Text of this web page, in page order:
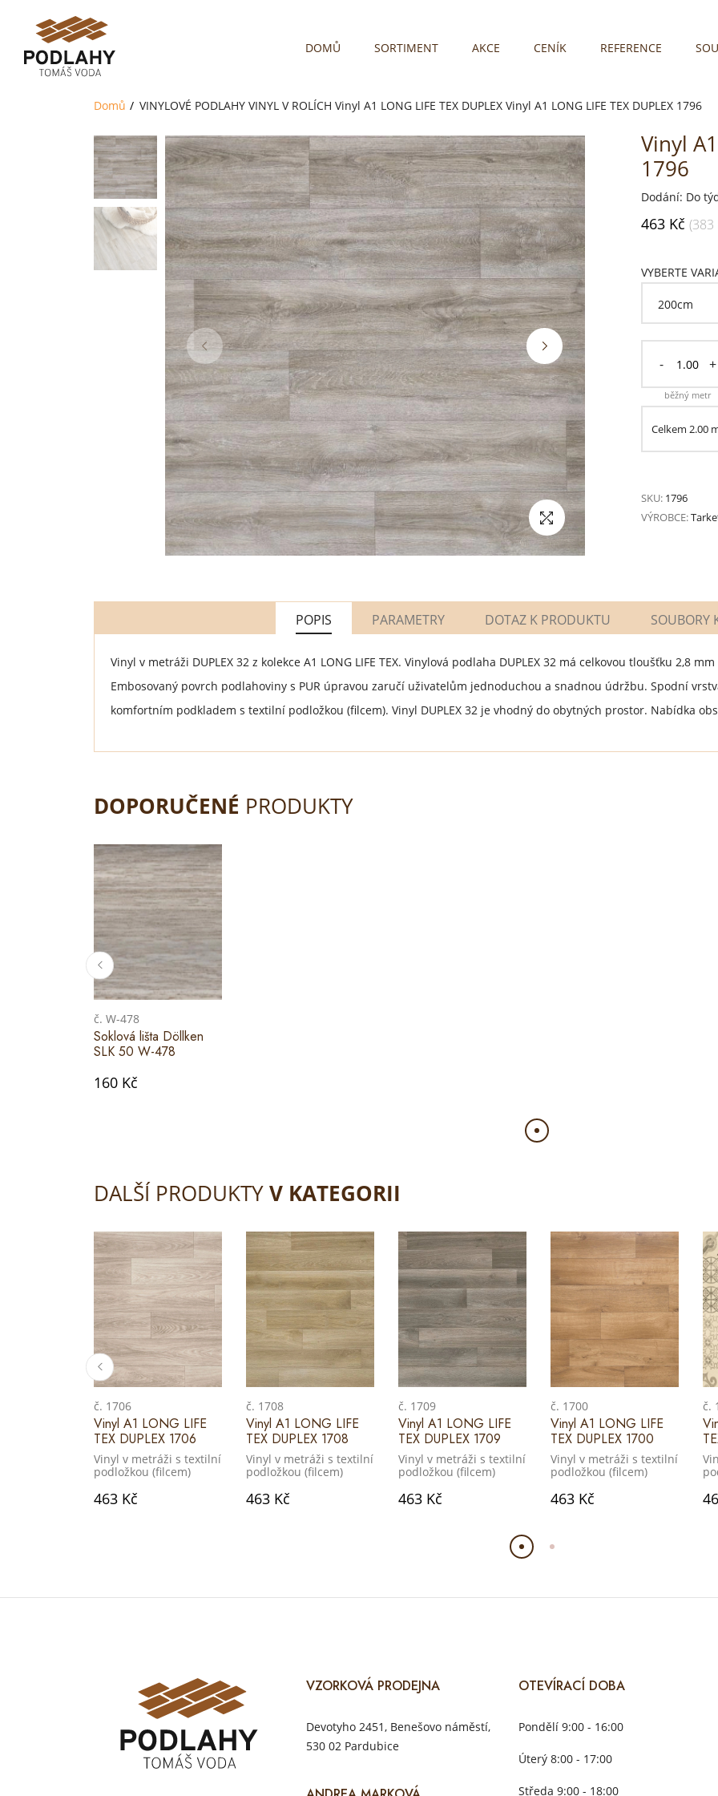
DOMŮ SORTIMENT AKCE CENÍK REFERENCE
Domů VINYLOVÉ PODLAHY VINYL V ROLÍCH Vinyl A1 LONG LIFE TEX DUPLEX Vinyl A1 LONG LIFE TEX DUPLEX 1796
Vinyl
1796
Dodání: Do
463 Kč (383
VYBERTE
- +
běžný metr
Celkem 2.00
SKU: 1796
VÝROBCE:
POPIS PARAMETRY DOTAZ K PRODUKTU SOUBORY
Vinyl v metráži DUPLEX 32 z kolekce A1 LONG LIFE TEX. Vinylová podlaha DUPLEX 32 má celkovou tloušťku 2,8
Embosovaný povrch podlahoviny s PUR úpravou zaručí uživatelům jednoduchou a snadnou údržbu. Spodní
komfortním podkladem s textilní podložkou (filcem). Vinyl DUPLEX 32 je vhodný do obytných prostor. Nabídka
DOPORUČENÉ PRODUKTY
č. W-478
Soklová lišta Döllken
SLK 50 W-478
160 Kč
DALŠÍ PRODUKTYV KATEGORII
č. 1706
Vinyl A1 LONG LIFE
TEX DUPLEX 1706
Vinyl v metráži s textilní
podložkou (filcem)
463 Kč
č. 1708
Vinyl A1 LONG LIFE
TEX DUPLEX 1708
Vinyl v metráži s textilní
podložkou (filcem)
463 Kč
č. 1709
Vinyl A1 LONG LIFE
TEX DUPLEX 1709
Vinyl v metráži s textilní
podložkou (filcem)
463 Kč
č. 1700
Vinyl A1 LONG LIFE
TEX DUPLEX 1700
Vinyl v metráži s textilní
podložkou (filcem)
463 Kč
č.
VZORKOVÁ PRODEJNA
Devotyho 2451, Benešovo náměstí,
530 02 Pardubice
OTEVÍRACÍ DOBA
Pondělí 9:00 - 16:00
Úterý 8:00 - 17:00
Středa 9:00 - 18:00